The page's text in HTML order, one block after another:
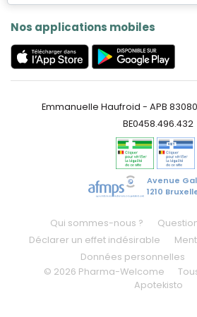
Nos applications mobiles
Emmanuelle Haufroid - APB
BE0458.496.432
Avenue
1210
Qui sommes-nous ?
Déclarer un effet indésirable
Données personnelles
© 2026 Pharma-Welcome
Apotekisto